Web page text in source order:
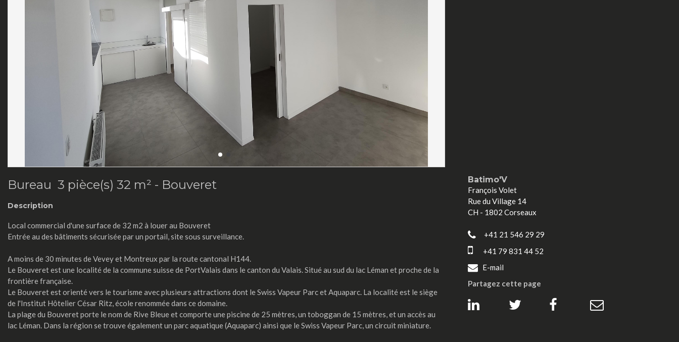
Bureau 3 pièce(s) 32 m² - Bouveret
Description
Local commercial d'une surface de 32 m2 à louer au Bouveret
Entrée au des bâtiments sécurisée par un portail, site sous surveillance.
A moins de 30 minutes de Vevey et Montreux par la route cantonal H144.
Le Bouveret est une localité de la commune suisse de PortValais dans le canton du Valais. Situé au sud du lac Léman et proche de la
frontière française.
Le Bouveret est orienté vers le tourisme avec plusieurs attractions dont le Swiss Vapeur Parc et Aquaparc. La localité est le siège
de l'Institut Hôtelier César Ritz, école renommée dans ce domaine.
La plage du Bouveret porte le nom de Rive Bleue et comporte une piscine de 25 mètres, un toboggan de 15 mètres, et un accès au
lac Léman. Dans la région se trouve également un parc aquatique (Aquaparc) ainsi que le Swiss Vapeur Parc, un circuit miniature.
Batimo'V
François Volet
Rue du Village 14
CH - 1802 Corseaux
+41 21 546 29 29
+41 79 831 44 52
E-mail
Partagez cette page